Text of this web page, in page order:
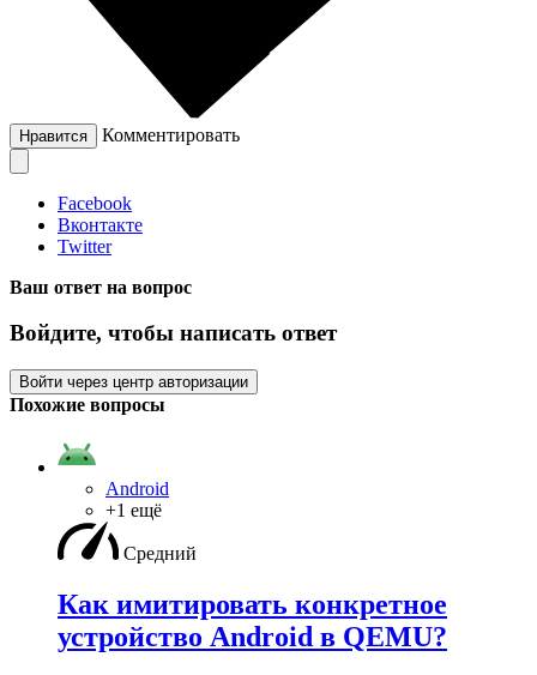
Нравится Комментировать
Facebook
Вконтакте
Twitter
Ваш ответ на вопрос
Войдите, чтобы написать ответ
Войти через центр авторизации
Похожие вопросы
Android
+1 ещё
Средний
Как имитировать конкретное
устройство Android в QEMU?